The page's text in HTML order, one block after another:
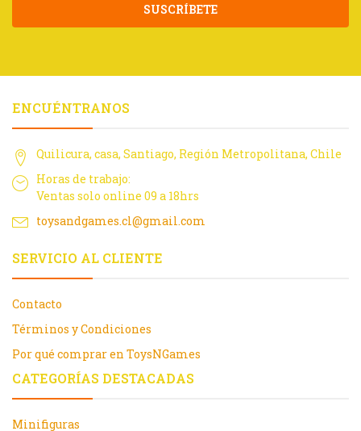
SUSCRÍBETE
ENCUÉNTRANOS
Quilicura, casa, Santiago, Región Metropolitana, Chile
Horas de trabajo:
Ventas solo online 09 a 18hrs
toysandgames.cl@gmail.com
SERVICIO AL CLIENTE
Contacto
Términos y Condiciones
Por qué comprar en ToysNGames
CATEGORÍAS DESTACADAS
Minifiguras